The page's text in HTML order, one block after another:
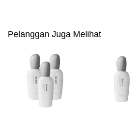
2. Anda boleh meneruskan pembayaran
3. Tiada bayaran diperlukan apabila pesanan
4. Setelah pesanan disahkan, anda akan
manakala ahli aplikasi akan menerima
5. Tiada bayaran diperlukan apabila anda
pembayaran di empat kedai serbaneka utama,
dalam talian dengan SMS pembayaran atau
Pilihan Penghantaran
NT$100/pesanan | Penghantaran
NT$600 atau lebih
付款後全家取貨
NT$100/pesanan | Penghantaran
Pelanggan Juga Melihat